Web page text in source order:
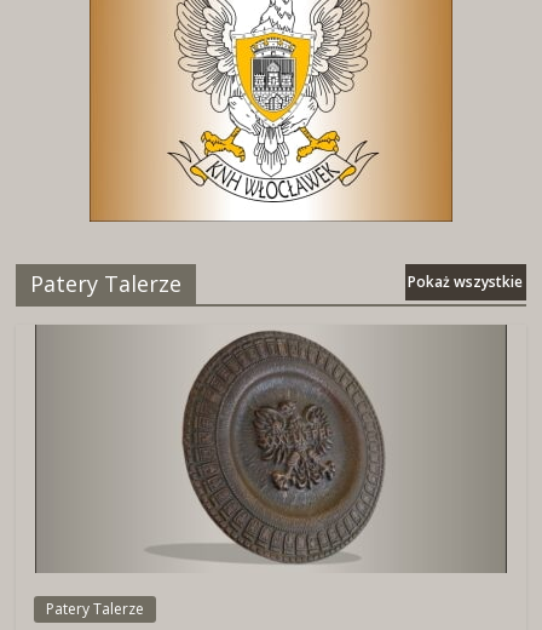
Patery Talerze Pokaż wszystkie
Patery Talerze